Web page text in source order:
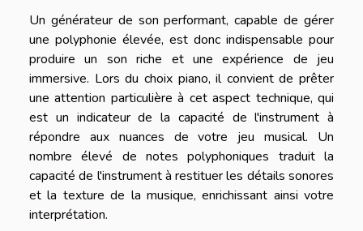
Un générateur de son performant, capable de gérer
une polyphonie élevée, est donc indispensable pour
produire un son riche et une expérience de jeu
immersive. Lors du choix piano, il convient de prêter
une attention particulière à cet aspect technique, qui
est un indicateur de la capacité de l'instrument à
répondre aux nuances de votre jeu musical. Un
nombre élevé de notes polyphoniques traduit la
capacité de l'instrument à restituer les détails sonores
et la texture de la musique, enrichissant ainsi votre
interprétation.